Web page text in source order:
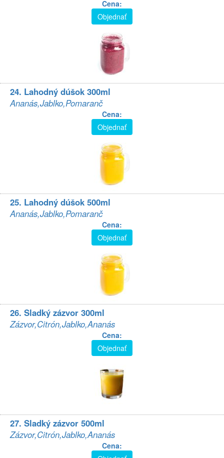
Cena:
Objednať
24. Lahodný dúšok 300ml
Ananás,Jablko,Pomaranč
Cena:
Objednať
25. Lahodný dúšok 500ml
Ananás,Jablko,Pomaranč
Cena:
Objednať
26. Sladký zázvor 300ml
Zázvor,Citrón,Jablko,Ananás
Cena:
Objednať
27. Sladký zázvor 500ml
Zázvor,Citrón,Jablko,Ananás
Cena: